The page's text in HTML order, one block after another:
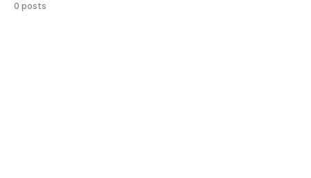
0 posts